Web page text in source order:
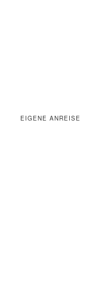
EIGENE ANREISE